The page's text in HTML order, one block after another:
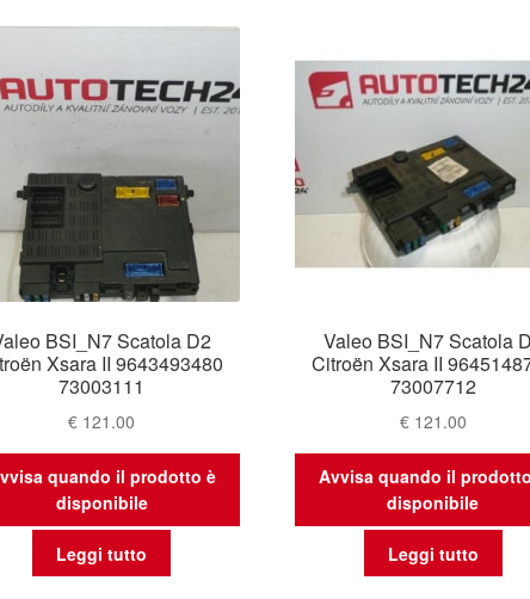
più
recente
BSI_N7 Scatola D2
Xsara II 9643493480
73003111
€ 121.00
quando il prodotto è
disponibile
Leggi tutto
Valeo BSI_N7 Scatola
Citroën Xsara II
73007712
€121.00
Avvisa quando il
disponibile
Leggi tutto